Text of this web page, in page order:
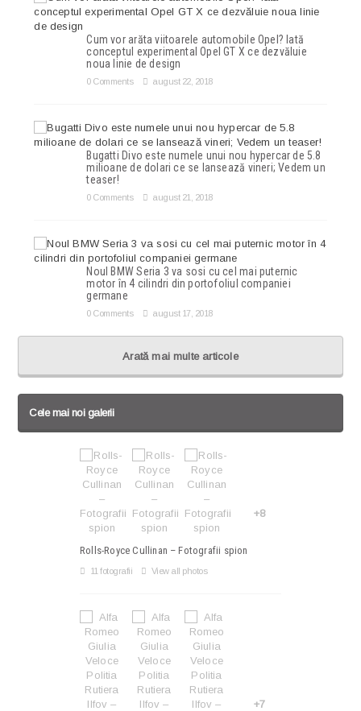
Cum vor arăta viitoarele automobile Opel? Iată
conceptul experimental Opel GT X ce dezvăluie
noua linie de design
0 Comments august 22, 2018
Bugatti Divo este numele unui nou hypercar de 5.8
milioane de dolari ce se lansează vineri; Vedem un
teaser!
0 Comments august 21, 2018
Noul BMW Seria 3 va sosi cu cel mai puternic
motor în 4 cilindri din portofoliul companiei
germane
0 Comments august 17, 2018
Arată mai multe articole
Cele mai noi galerii
+8
Rolls-Royce Cullinan – Fotografii spion
11 fotografii View all photos
+7